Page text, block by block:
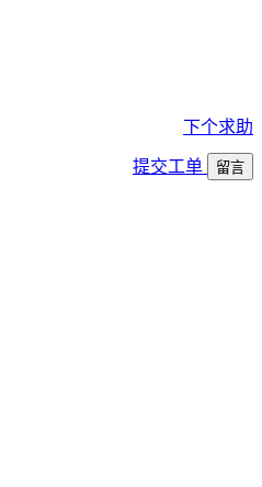
下个求助
提交工单 留言